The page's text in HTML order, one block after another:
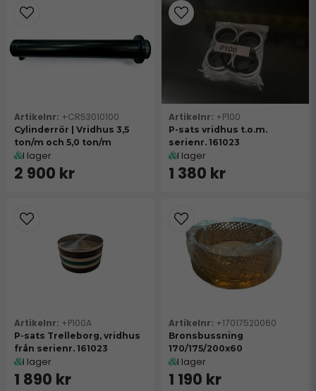
+CR53010100
Cylinderrör | Vridhus 3,5
ton/m och 5,0 ton/m
I lager
2 900 kr
+P100
P-sats vridhus t.o.m.
serienr. 161023
I lager
1 380 kr
+P100A
P-sats Trelleborg, vridhus
från serienr. 161023
I lager
1 890 kr
+17017520060
Bronsbussning
170/175/200x60
I lager
1 190 kr